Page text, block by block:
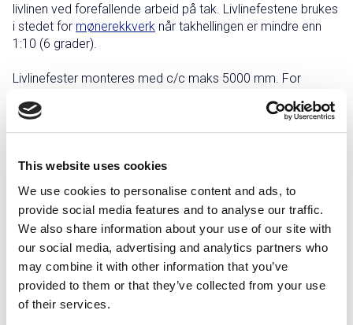
This website uses cookies
We use cookies to personalise content and ads, to
provide social media features and to analyse our traffic.
We also share information about your use of our site with
our social media, advertising and analytics partners who
may combine it with other information that you’ve
provided to them or that they’ve collected from your use
of their services.
livlinen ved forefallende arbeid på tak. Livlinefestene brukes
i stedet for mønerekkverk når takhellingen er mindre enn
1:10 (6 grader).
Livlinefester monteres med c/c maks 5000 mm. For
Bruk innfestingsprofil IP3301–IP3319 avhengig av
Grålakkert Rødlakkert Sink/magnesium Svartlakkert
Teglsteinsrød